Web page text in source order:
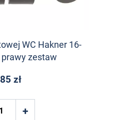
WC Hakner 16-
zestaw
zł